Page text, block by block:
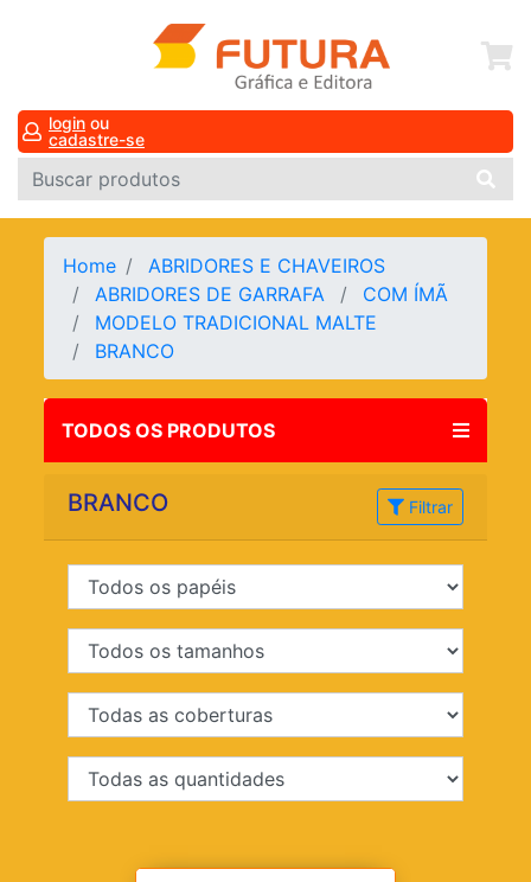
login ou
cadastre-se
Home
ABRIDORES E CHAVEIROS
ABRIDORES DE GARRAFA
COM ÍMÃ
MODELO TRADICIONAL MALTE
BRANCO
TODOS OS PRODUTOS
BRANCO Filtrar